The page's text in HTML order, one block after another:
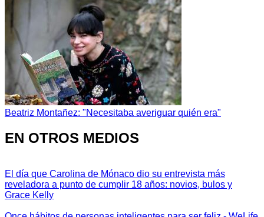
Beatriz Montañez: "Necesitaba averiguar quién era"
EN OTROS MEDIOS
El día que Carolina de Mónaco dio su entrevista más
reveladora a punto de cumplir 18 años: novios, bulos y
Grace Kelly